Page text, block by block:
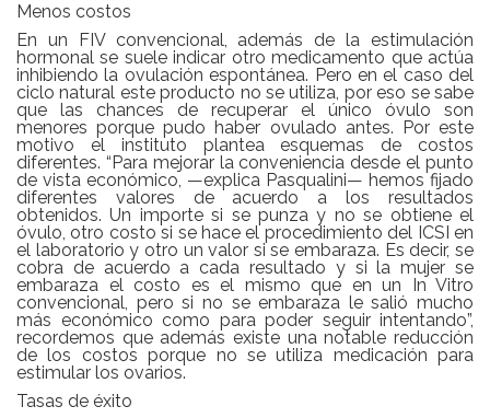
Menos costos
En un FIV convencional, además de la estimulación
hormonal se suele indicar otro medicamento que actúa
inhibiendo la ovulación espontánea. Pero en el caso del
ciclo natural este producto no se utiliza, por eso se sabe
que las chances de recuperar el único óvulo son
menores porque pudo haber ovulado antes. Por este
motivo el instituto plantea esquemas de costos
diferentes. “Para mejorar la conveniencia desde el punto
de vista económico, —explica Pasqualini— hemos fijado
diferentes valores de acuerdo a los resultados
obtenidos. Un importe si se punza y no se obtiene el
óvulo, otro costo si se hace el procedimiento del ICSI en
el laboratorio y otro un valor si se embaraza. Es decir, se
cobra de acuerdo a cada resultado y si la mujer se
embaraza el costo es el mismo que en un In Vitro
convencional, pero si no se embaraza le salió mucho
más económico como para poder seguir intentando”,
recordemos que además existe una notable reducción
de los costos porque no se utiliza medicación para
estimular los ovarios.
Tasas de éxito